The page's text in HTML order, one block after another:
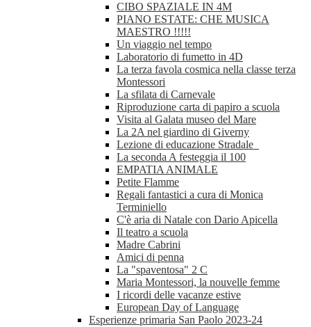
CIBO SPAZIALE IN 4M
PIANO ESTATE: CHE MUSICA
MAESTRO !!!!!
Un viaggio nel tempo
Laboratorio di fumetto in 4D
La terza favola cosmica nella classe terza
Montessori
La sfilata di Carnevale
Riproduzione carta di papiro a scuola
Visita al Galata museo del Mare
La 2A nel giardino di Giverny
Lezione di educazione Stradale
La seconda A festeggia il 100
EMPATIA ANIMALE
Petite Flamme
Regali fantastici a cura di Monica
Terminiello
C'è aria di Natale con Dario Apicella
Il teatro a scuola
Madre Cabrini
Amici di penna
La "spaventosa" 2 C
Maria Montessori, la nouvelle femme
I ricordi delle vacanze estive
European Day of Language
Esperienze primaria San Paolo 2023-24